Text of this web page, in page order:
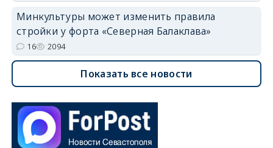
Минкультуры может изменить правила
стройки у форта «Северная Балаклава»
16 2094
Показать все новости